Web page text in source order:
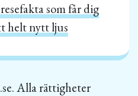
som får dig
helt nytt ljus
Alla rättigheter